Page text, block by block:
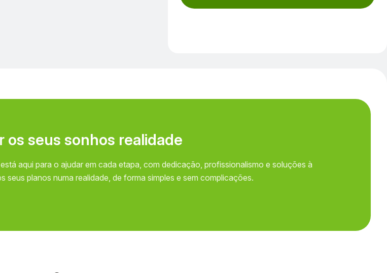
r os seus sonhos realidade
aqui para o ajudar em cada etapa, com dedicação, profissionalismo e soluções à
planos numa realidade, de forma simples e sem complicações.